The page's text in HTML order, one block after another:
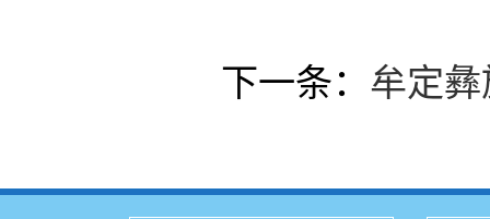
下一条： 牟定